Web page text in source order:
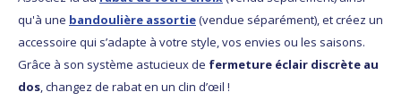
qu'à une bandoulière assortie(vendue séparément), et créez un
accessoire qui s’adapte à votre style, vos envies ou les saisons.
Grâce à son système astucieux de fermeture éclair discrète au
dos, changez de rabat en un clin d’œil !